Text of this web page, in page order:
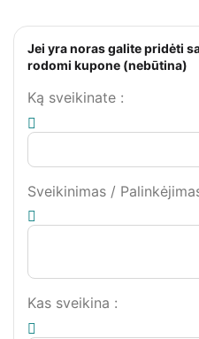
Jei yra noras galite pridėti
rodomi kupone (nebūtina)
Ką sveikinate :
Sveikinimas /
Kas sveikina :